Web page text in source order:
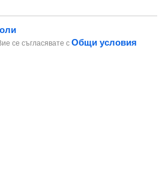
се съгласявате с Общи условия